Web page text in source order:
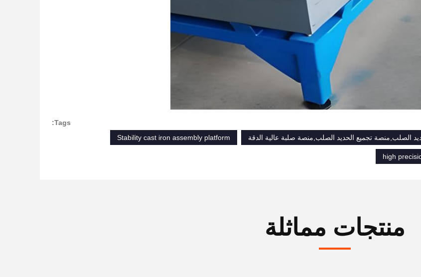
Tags:
الصلب,منصة تجميع الحديد الصلب,منصة صلبة عالية الدقة
Stability cast iron assembly platform
high
منتجات مماثلة